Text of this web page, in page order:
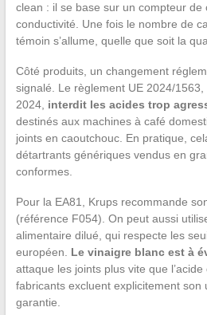
clean : il se base sur un compteur de
conductivité. Une fois le nombre de
témoin s’allume, quelle que soit la
Côté produits, un changement
signalé. Le règlement UE 2024/
2024, interdit les acides trop
destinés aux machines à café
joints en caoutchouc. En pratique,
détartrants génériques vendus en
conformes.
Pour la EA81, Krups recommande
(référence F054). On peut aussi
alimentaire dilué, qui respecte les
européen. Le vinaigre blanc est à
attaque les joints plus vite que
fabricants excluent explicitement son
garantie.